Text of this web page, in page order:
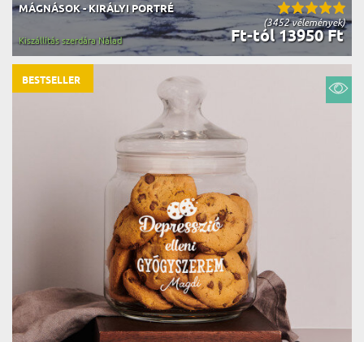
(3452 vélemények)
MÁGNÁSOK - KIRÁLYI PORTRÉ
Ft-tól 13950 Ft
Kiszállítás szerdára Nálad
BESTSELLER